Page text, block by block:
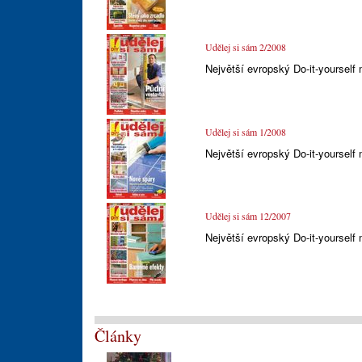
Udělej si sám 2/2008
Největší evropský Do-it-yourself
Udělej si sám 1/2008
Největší evropský Do-it-yourself
Udělej si sám 12/2007
Největší evropský Do-it-yourself
Články